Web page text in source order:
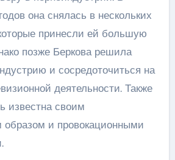
она снялась в нескольких
принесли ей большую
позже Беркова решила
и сосредоточиться на
деятельности. Также
известна своим
образом и провокационными